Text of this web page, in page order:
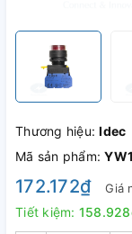
Thương hiệu:Idec
Mã sản phẩm:
172.172₫ Giá
Tiết kiệm: